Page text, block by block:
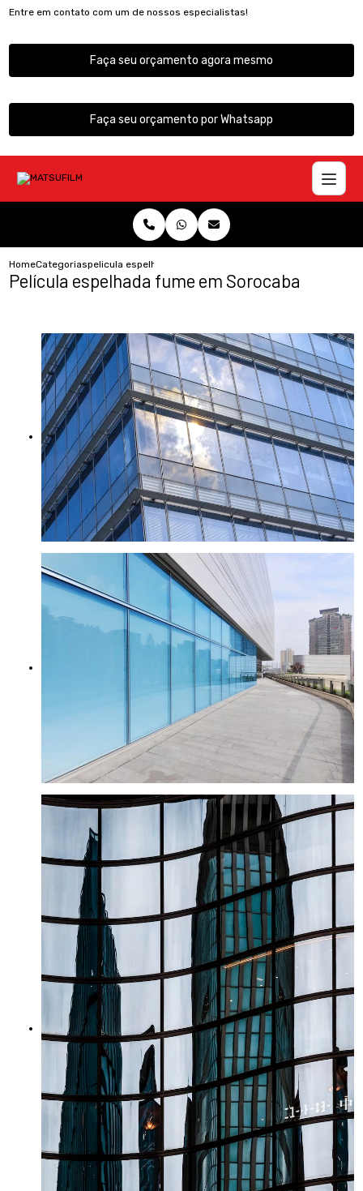
Entre em contato com um de nossos especialistas!
Faça seu orçamento agora mesmo
Faça seu orçamento por Whatsapp
HomeCategoriaspelicula espelhada fume sorocaba
Película espelhada fume em Sorocaba